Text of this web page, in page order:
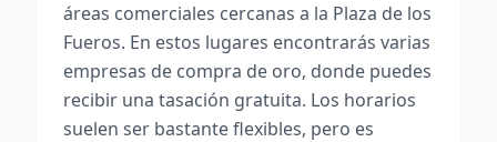
áreas comerciales cercanas a la Plaza de los
Fueros. En estos lugares encontrarás varias
empresas de compra de oro, donde puedes
recibir una tasación gratuita. Los horarios
suelen ser bastante flexibles, pero es